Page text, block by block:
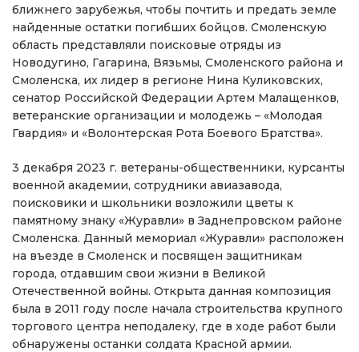
ближнего зарубежья, чтобы почтить и предать земле
найденные остатки погибших бойцов. Смоленскую
область представляли поисковые отряды из
Новодугино, Гагарина, Вязьмы, Смоленского района и
Смоленска, их лидер в регионе Нина Куликовских,
сенатор Российской Федерации Артем Малащенков,
ветеранские организации и молодежь – «Молодая
Гвардия» и «Волонтерская Рота Боевого Братства».
3 декабря 2023 г. ветераны-общественники, курсанты
военной академии, сотрудники авиазавода,
поисковики и школьники возложили цветы к
памятному знаку «Журавли» в Заднепровском районе
Смоленска. Данный мемориал «Журавли» расположен
на въезде в Смоленск и посвящен защитникам
города, отдавшим свои жизни в Великой
Отечественной войны. Открыта данная композиция
была в 2011 году после начала строительства крупного
торгового центра неподалеку, где в ходе работ были
обнаружены останки солдата Красной армии.